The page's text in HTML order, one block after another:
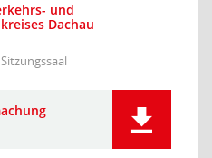
und
Dachau